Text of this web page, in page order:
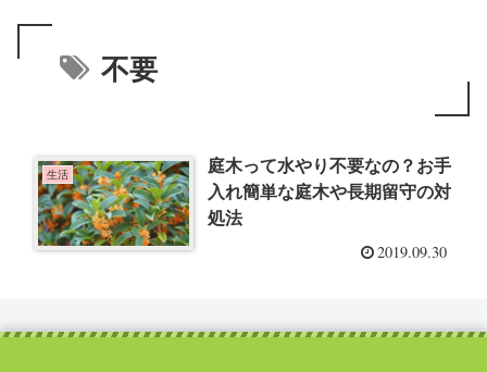
不要
生活
庭木って水やり不要なの？お手
入れ簡単な庭木や長期留守の対
処法
2019.09.30